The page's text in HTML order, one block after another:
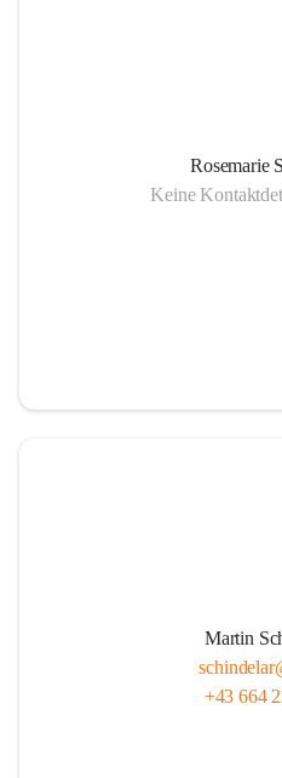
Rosemarie
Keine
Martin
+43 664